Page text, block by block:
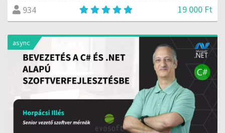
934 19 000 Ft
async